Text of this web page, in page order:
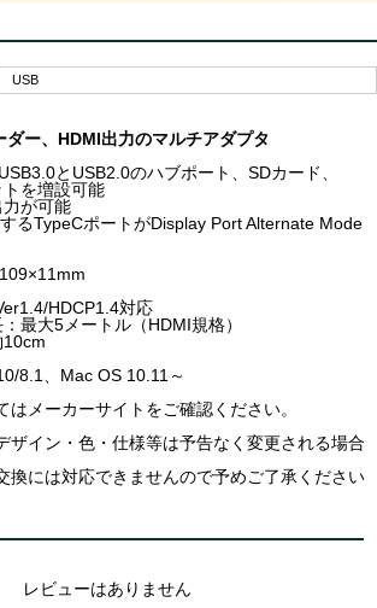
USB
ー、HDMI出力のマルチアダプタ
とUSB2.0のハブポート、SDカード、
を増設可能
が可能
るTypeCポートがDisplay Port Alternate Mode
HDCP1.4対応
最大5メートル（HDMI規格）
8.1、Mac OS 10.11～
メーカーサイトをご確認ください。
ザイン・色・仕様等は予告なく変更される場合
には対応できませんので予めご了承ください
レビューはありません